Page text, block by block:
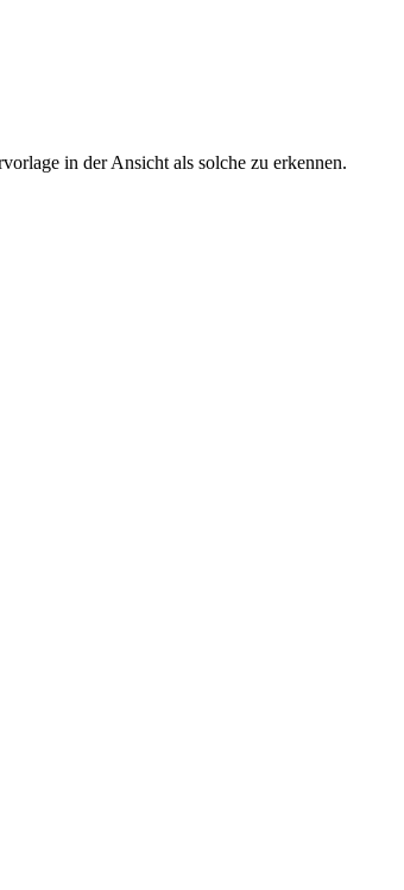
in der Ansicht als solche zu erkennen.